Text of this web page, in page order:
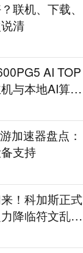
联机、下载、
清
AI TOP
与本地AI算力
加速器盘点：
支持
！科加斯正式
降临符文乱